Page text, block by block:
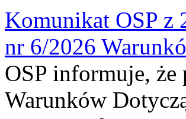
Komunikat OSP z
nr 6/2026
OSP informuje,
Warunków